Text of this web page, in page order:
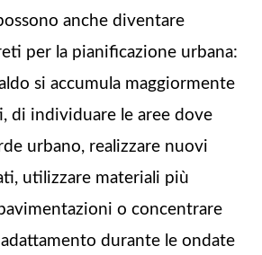
anche diventare
per la pianificazione urbana:
si accumula maggiormente
di individuare le aree dove
urbano, realizzare nuovi
utilizzare materiali più
o concentrare
durante le ondate